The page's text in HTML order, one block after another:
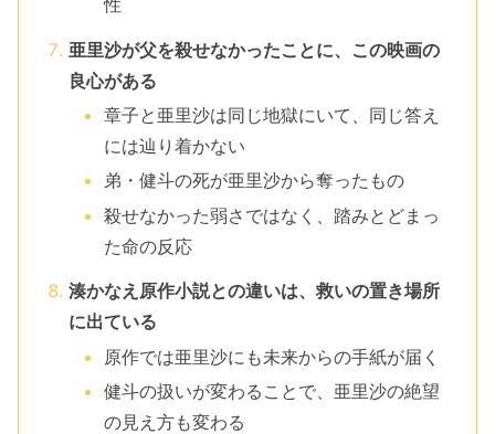
性
亜里沙が父を殺せなかったことに、この映画の
良心がある
章子と亜里沙は同じ地獄にいて、同じ答え
には辿り着かない
弟・健斗の死が亜里沙から奪ったもの
殺せなかった弱さではなく、踏みとどまっ
た命の反応
湊かなえ原作小説との違いは、救いの置き場所
に出ている
原作では亜里沙にも未来からの手紙が届く
健斗の扱いが変わることで、亜里沙の絶望
の見え方も変わる